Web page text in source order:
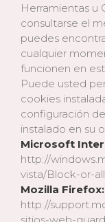
Herramientas u
consultarse el
puedes
cualquier
funcionen en
Puede usted
cookies
configuración
instalado en su
Microsoft
http://
vista/Block-or-
Mozilla Firefox:
http://